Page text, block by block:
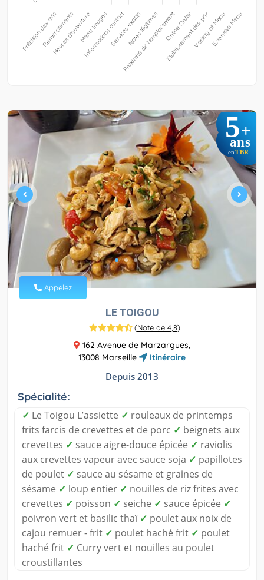
5+
ans
en TBR
Appelez
LE TOIGOU
(Note de 4,8)
162 Avenue de Marzargues,
13008 Marseille
Itinéraire
Depuis 2013
Spécialité:
✓ Le Toigou L’assiette ✓ rouleaux de printemps
frits farcis de crevettes et de porc ✓ beignets aux
crevettes ✓ sauce aigre-douce épicée ✓ raviolis
aux crevettes vapeur avec sauce soja ✓ papillotes
de poulet ✓ sauce au sésame et graines de
sésame ✓ loup entier ✓ nouilles de riz frites avec
crevettes ✓ poisson ✓ seiche ✓ sauce épicée ✓
poivron vert et basilic thaï ✓ poulet aux noix de
cajou remuer - frit ✓ poulet haché frit ✓ poulet
haché frit ✓ Curry vert et nouilles au poulet
croustillantes